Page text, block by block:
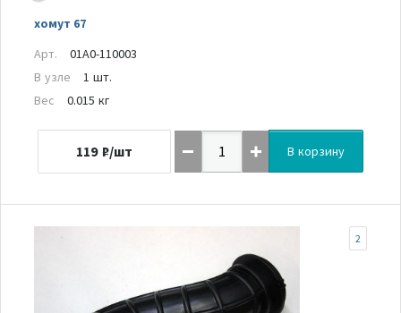
хомут 67
Арт.
01A0-110003
В узле
1 шт.
Вес
0.015 кг
119 ₽/шт В корзину
2